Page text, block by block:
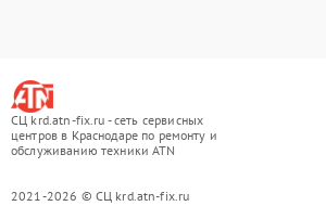
СЦ krd.atn-fix.ru - сеть сервисных
центров в Краснодаре по ремонту и
обслуживанию техники ATN
2021-2026 © СЦ krd.atn-fix.ru